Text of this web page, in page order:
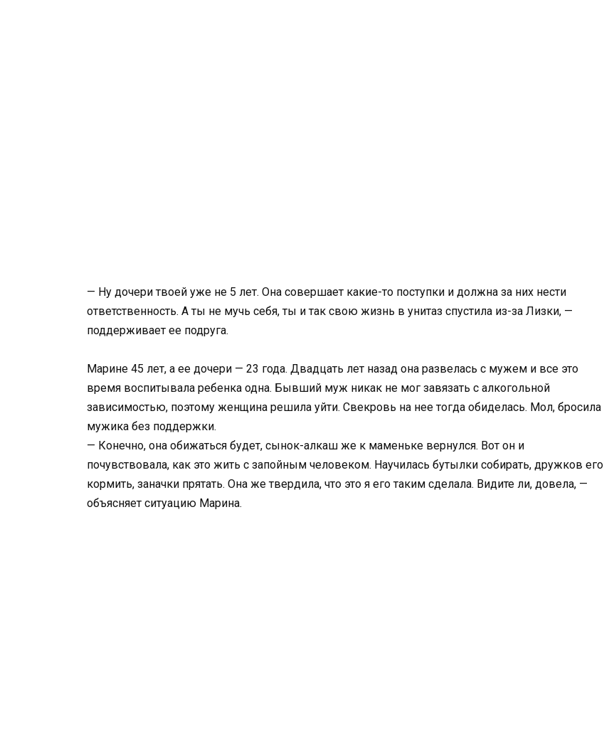
— Ну дочери твоей уже не 5 лет. Она совершает какие-то поступки и должна за них нести
ответственность. А ты не мучь себя, ты и так свою жизнь в унитаз спустила из-за Лизки, —
поддерживает ее подруга.
Марине 45 лет, а ее дочери — 23 года. Двадцать лет назад она развелась с мужем и все это
время воспитывала ребенка одна. Бывший муж никак не мог завязать с алкогольной
зависимостью, поэтому женщина решила уйти. Свекровь на нее тогда обиделась. Мол, бросила
мужика без поддержки.
— Конечно, она обижаться будет, сынок-алкаш же к маменьке вернулся. Вот он и
почувствовала, как это жить с запойным человеком. Научилась бутылки собирать, дружков его
кормить, заначки прятать. Она же твердила, что это я его таким сделала. Видите ли, довела, —
объясняет ситуацию Марина.